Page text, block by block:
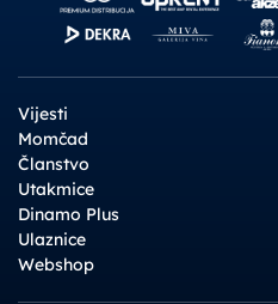
Vijesti
Momčad
Članstvo
Utakmice
Dinamo Plus
Ulaznice
Webshop